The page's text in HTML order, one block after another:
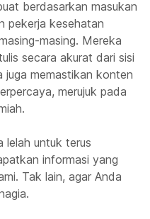
berdasarkan masukan
pekerja kesehatan
masing. Mereka
secara akurat dari sisi
memastikan konten
merujuk pada
lelah untuk terus
informasi yang
Tak lain, agar Anda